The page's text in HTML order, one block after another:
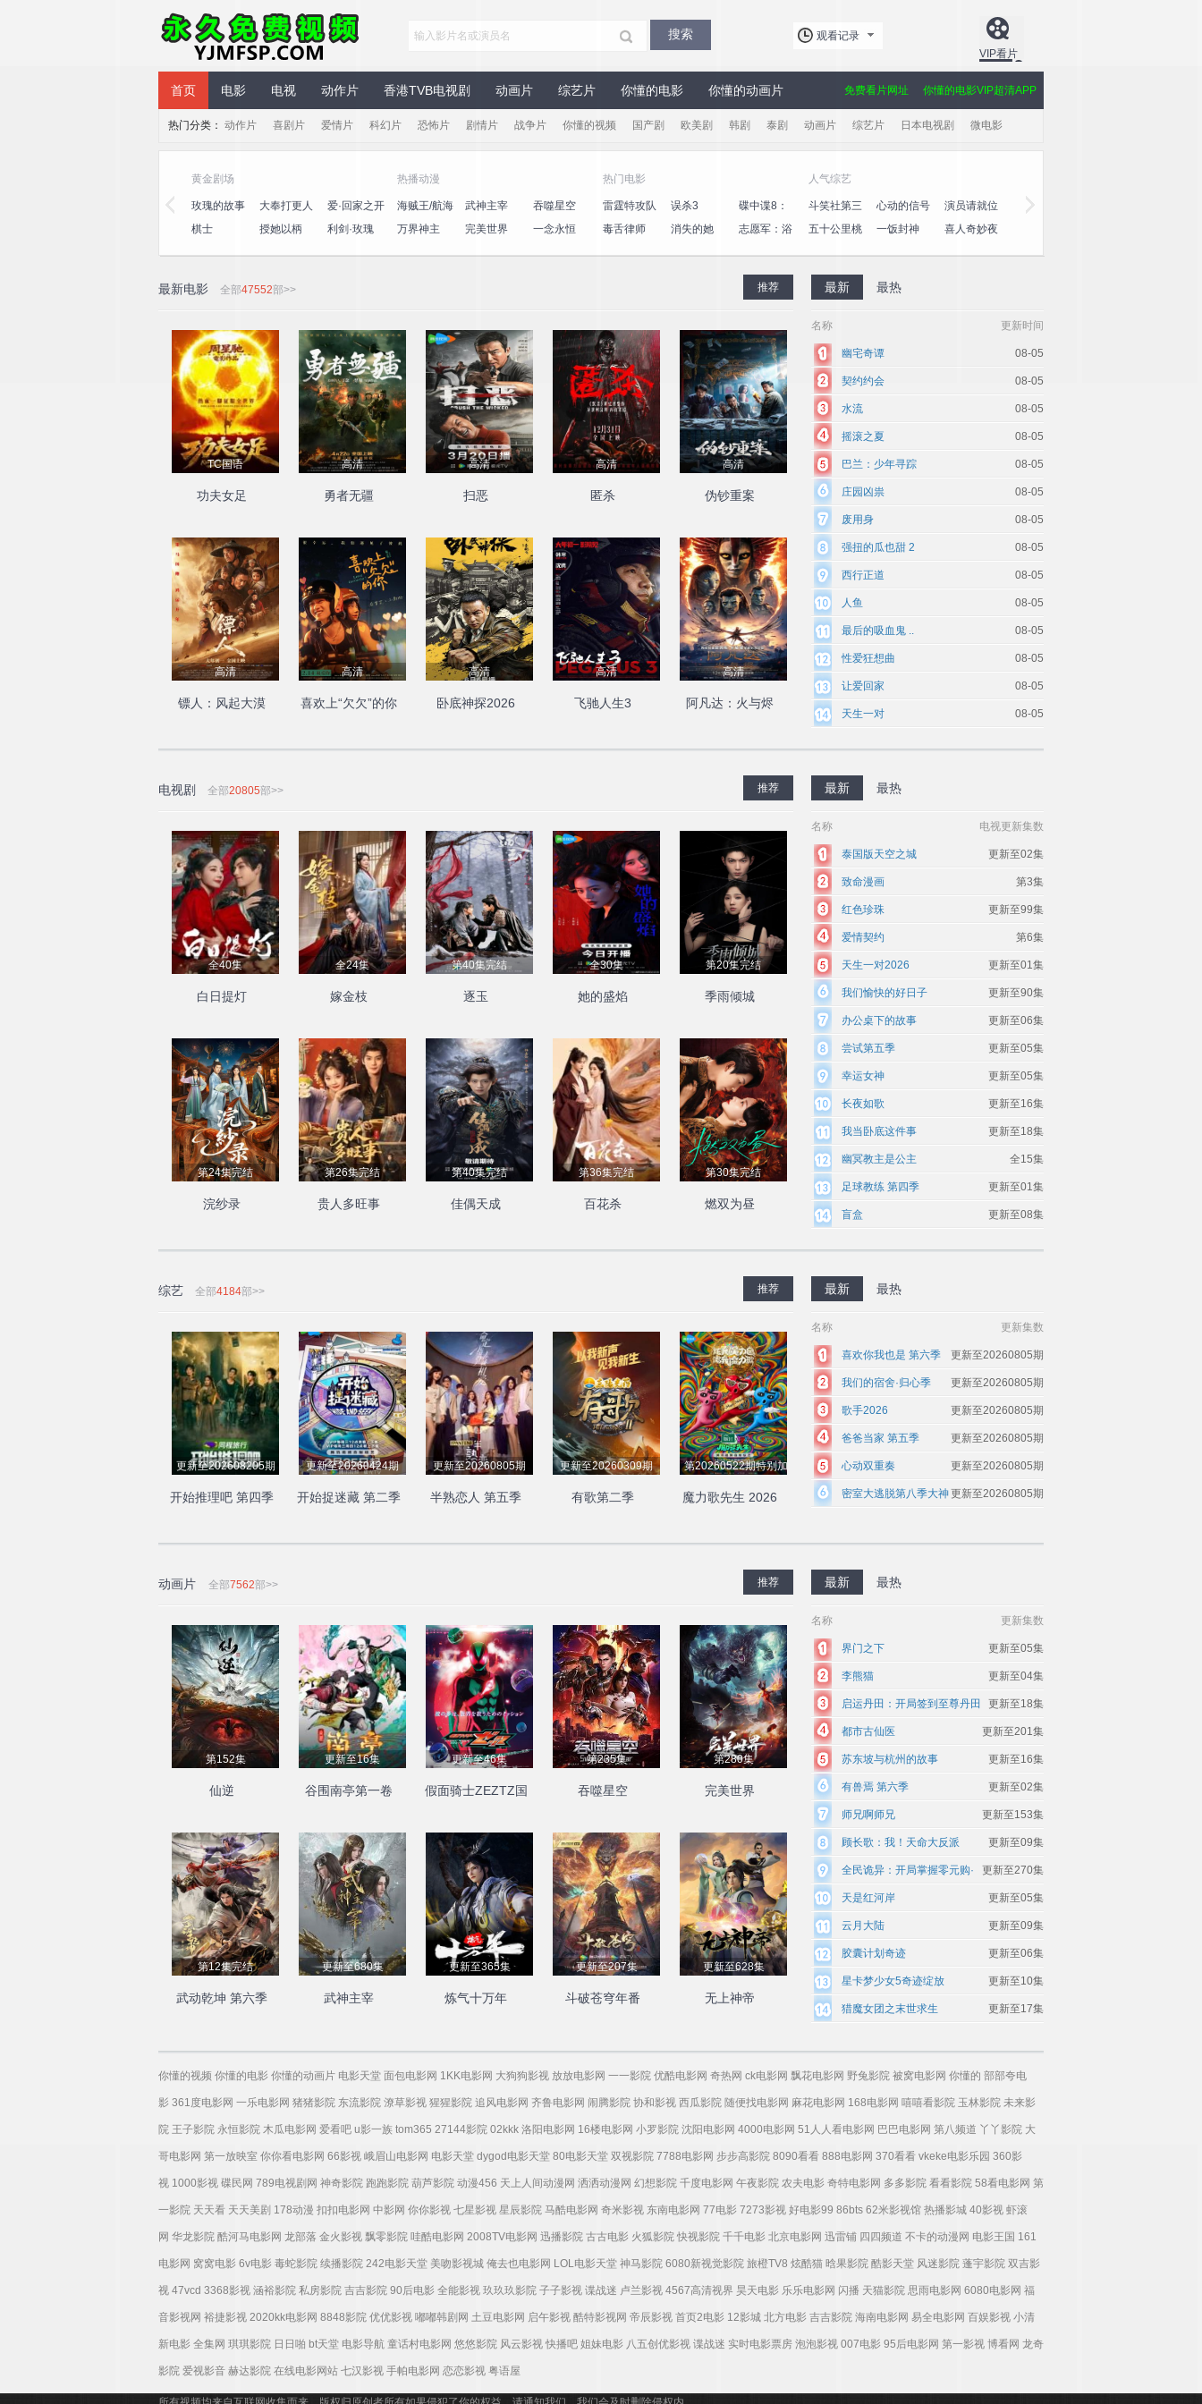
永久免费视频
观看记录
VIP看片
首页 电影 电视 动作片 香港TVB电视剧 动画片 综艺片 你懂的电影 你懂的动画片 你懂的电影VIP超清APP
免费看片网址
热门分类： 动作片 喜剧片 爱情片 科幻片 恐怖片 剧情片 战争片 你懂的视频 国产剧 欧美剧 韩剧 泰剧 动画片 综艺片 日本电视剧 微电影
黄金剧场
玫瑰的故事 大奉打更人
爱·回家之开
心速递
棋士 授她以柄 利剑·玫瑰
热播动漫
海贼王/航海
王
武神主宰
吞噬星空
万界神主
完美世界 一念永恒
热门电影
雷霆特攻队 误杀3
碟中谍8：
最终清算
毒舌律师 消失的她
志愿军：浴
人气综艺
斗笑社第三
季
心动的信号
第八季
演员请就位
第三季
五十公里桃
一饭封神
喜人奇妙夜
最新电影 全部47552部>> 推荐
TC国语
功夫女足
高清
勇者无疆
高清
扫恶
高清
匿杀
高清
伪钞重案
高清
镖人：风起大漠
高清
喜欢上“欠欠”的你
高清
卧底神探2026
高清
飞驰人生3
高清
阿凡达：火与烬
最新 最热
名称 更新时间
08-05
幽宅奇谭
08-05
契约约会
08-05
水流
08-05
摇滚之夏
08-05
巴兰：少年寻踪
08-05
庄园凶祟
08-05
废用身
08-05
强扭的瓜也甜 2
08-05
西行正道
08-05
人鱼
08-05
最后的吸血鬼 ..
08-05
性爱狂想曲
08-05
让爱回家
08-05
天生一对
电视剧 全部20805部>> 推荐
全40集
白日提灯
全24集
嫁金枝
第40集完结
逐玉
全30集
她的盛焰
第20集完结
季雨倾城
第24集完结
浣纱录
第26集完结
贵人多旺事
第40集完结
佳偶天成
第36集完结
百花杀
第30集完结
燃双为昼
最新 最热
名称 电视更新集数
更新至02集
泰国版天空之城
第3集
致命漫画
更新至99集
红色珍珠
第6集
爱情契约
更新至01集
天生一对2026
更新至90集
我们愉快的好日子
更新至06集
办公桌下的故事
更新至05集
尝试第五季
更新至05集
幸运女神
更新至16集
长夜如歌
更新至18集
我当卧底这件事
全15集
幽冥教主是公主
更新至01集
足球教练 第四季
更新至08集
盲盒
综艺 全部4184部>> 推荐
更新至202608205期
开始推理吧 第四季
更新至20260424期
开始捉迷藏 第二季
更新至20260805期
半熟恋人 第五季
更新至20260309期
有歌第二季
第20260522期特别加更
魔力歌先生 2026
最新 最热
名称 更新集数
更新至20260805期
喜欢你我也是 第六季
更新至20260805期
我们的宿舍·归心季
更新至20260805期
歌手2026
更新至20260805期
爸爸当家 第五季
更新至20260805期
心动双重奏
更新至20260805期
密室大逃脱第八季大神
动画片 全部7562部>> 推荐
第152集
仙逆
更新至16集
谷围南亭第一卷
更新至46集
假面骑士ZEZTZ国
第235集
吞噬星空
第280集
完美世界
第12集完结
武动乾坤 第六季
更新至680集
武神主宰
更新至365集
炼气十万年
更新至207集
斗破苍穹年番
更新至628集
无上神帝
最新 最热
名称 更新集数
更新至05集
界门之下
更新至04集
李熊猫
更新至18集
启运丹田：开局签到至尊丹田
更新至201集
都市古仙医
更新至16集
苏东坡与杭州的故事
更新至02集
有兽焉 第六季
更新至153集
师兄啊师兄
更新至09集
顾长歌：我！天命大反派
更新至270集
全民诡异：开局掌握零元购·
动态漫画 更新至05集
天是红河岸
更新至09集
云月大陆
更新至06集
胶囊计划奇迹
更新至10集
星卡梦少女5奇迹绽放
更新至17集
猎魔女团之末世求生
你懂的视频 你懂的电影 你懂的动画片 电影天堂 面包电影网 1KK电影网 大狗狗影视 放放电影网 一一影院 优酷电影网 奇热网 ck电影网 飘花电影网 野兔影院 被窝电影网 你懂的 部部夸电
影 361度电影网 一乐电影网 猪猪影院 东流影院 潦草影视 猩猩影院 追风电影网 齐鲁电影网 闹腾影院 协和影视 西瓜影院 随便找电影网 麻花电影网 168电影网 嘻嘻看影院 玉林影院 未来影
院 王子影院 永恒影院 木瓜电影网 爱看吧 u影一族 tom365 27144影院 02kkk 洛阳电影网 16楼电影网 小罗影院 沈阳电影网 4000电影网 51人人看电影网 巴巴电影网 第八频道 丫丫影院 大
哥电影网 第一放映室 你你看电影网 66影视 峨眉山电影网 电影天堂 dygod电影天堂 80电影天堂 双视影院 7788电影网 步步高影院 8090看看 888电影网 370看看 vkeke电影乐园 360影
视 1000影视 碟民网 789电视剧网 神奇影院 跑跑影院 葫芦影院 动漫456 天上人间动漫网 洒洒动漫网 幻想影院 千度电影网 午夜影院 农夫电影 奇特电影网 多多影院 看看影院 58看电影网 第
一影院 天天看 天天美剧 178动漫 扣扣电影网 中影网 你你影视 七星影视 星辰影院 马酷电影网 奇米影视 东南电影网 77电影 7273影视 好电影99 86bts 62米影视馆 热播影城 40影视 虾滚
网 华龙影院 酷河马电影网 龙部落 金火影视 飘零影院 哇酷电影网 2008TV电影网 迅播影院 古古电影 火狐影院 快视影院 千千电影 北京电影网 迅雷铺 四四频道 不卡的动漫网 电影王国 161
电影网 窝窝电影 6v电影 毒蛇影院 续播影院 242电影天堂 美吻影视城 俺去也电影网 LOL电影天堂 神马影院 6080新视觉影院 旅橙TV8 炫酷猫 晗果影院 酷影天堂 风迷影院 蓬宇影院 双吉影
视 47vcd 3368影视 涵裕影院 私房影院 吉吉影院 90后电影 全能影视 玖玖玖影院 子子影视 谍战迷 卢兰影视 4567高清视界 昊天电影 乐乐电影网 闪播 天猫影院 思雨电影网 6080电影网 福
音影视网 裕捷影视 2020kk电影网 8848影院 优优影视 嘟嘟韩剧网 土豆电影网 启午影视 酷特影视网 帝辰影视 首页2电影 12影城 北方电影 吉吉影院 海南电影网 易全电影网 百娱影视 小清
新电影 全集网 琪琪影院 日日啪 bt天堂 电影导航 童话村电影网 悠悠影院 风云影视 快播吧 姐妹电影 八五创优影视 谍战迷 实时电影票房 泡泡影视 007电影 95后电影网 第一影视 博看网 龙奇
影院 爱视影音 赫达影院 在线电影网站 七汉影视 手帕电影网 恋恋影视 粤语屋